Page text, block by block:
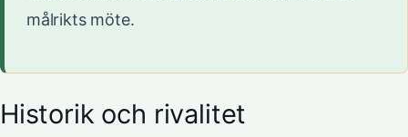
målrikts möte.
Historik och rivalitet